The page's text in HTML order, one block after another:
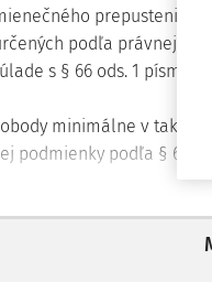
prepustenia
podľa právnej
s § 66 ods. 1 písm.
minimálne v takto
podľa § 66